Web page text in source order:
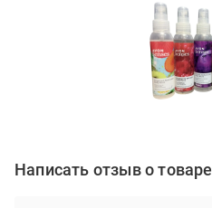
Написать отзыв о товаре